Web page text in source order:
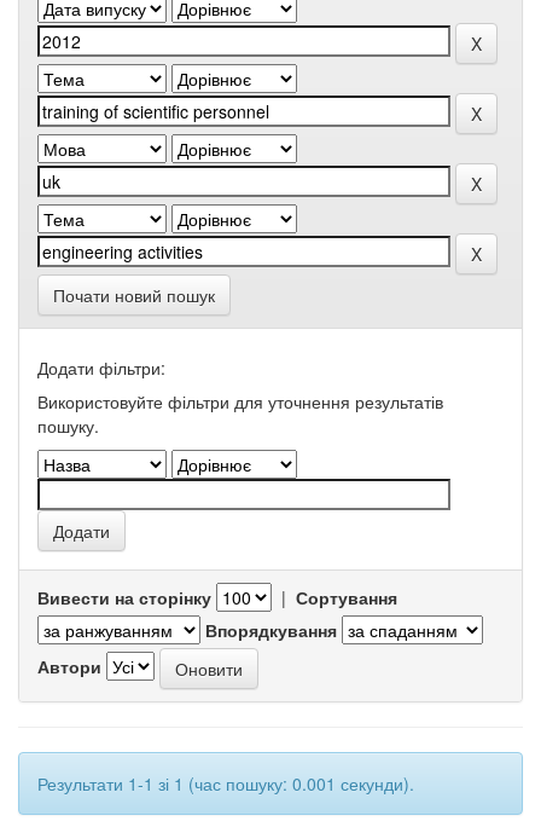
Почати новий пошук
Додати фільтри:
Використовуйте фільтри для уточнення результатів
пошуку.
Вивести на сторінку | Сортування
Впорядкування
Автори
Результати 1-1 зі 1 (час пошуку: 0.001 секунди).